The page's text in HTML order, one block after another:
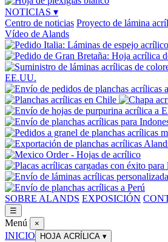
NOTICIAS ▾
Centro de noticias Proyecto de lámina
Vídeo de Alands
SOBRE ALANDS EXPOSICIÓN
☰
Menú ×
INICIO HOJA ACRÍLICA ▾